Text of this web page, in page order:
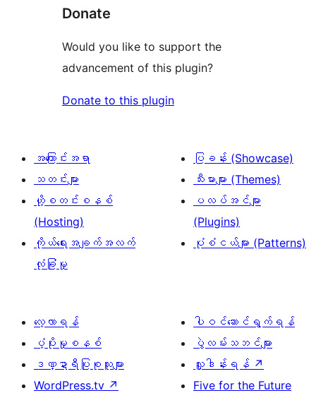
Donate
Would you like to support the
advancement of this plugin?
Donate to this plugin
အကြောင်းအရာ
သတင်းများ
ဟို့စတင်းစနစ်
(Hosting)
ကိုယ်ရေးအချက်အလက်
လုံခြုံမှု
ပြခန်း (Showcase)
သီးမားများ (Themes)
ပလပ်အင်များ
(Plugins)
ပုံစံငယ်များ (Patterns)
လေ့လာရန်
ပံ့ပိုးမှုစနစ်
ဒဏ္ဍာရီပြုစုသူများ
WordPress.tv ↗
ပါဝင်ဆောင်ရွက်ရန်
ပွဲလမ်းသဘင်များ
လှူဒါန်းရန် ↗
Five for the Future